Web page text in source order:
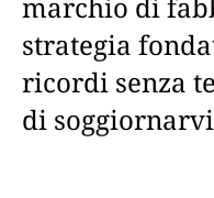
strategia
ricordi senza
di